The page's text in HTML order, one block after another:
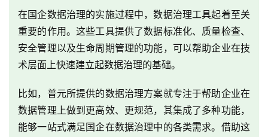
在国企数据治理的实施过程中，数据治理工具起着至关
重要的作用。这些工具提供了数据标准化、质量检查、
安全管理以及生命周期管理的功能，可以帮助企业在技
术层面上快速建立起数据治理的基础。
比如，普元所提供的数据治理方案就专注于帮助企业在
数据管理上做到更高效、更规范，其集成了多种功能，
能够一站式满足国企在数据治理中的各类需求。借助这